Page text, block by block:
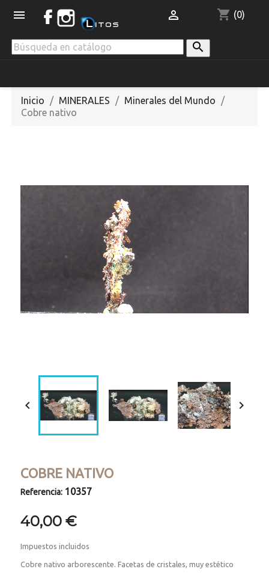
 shopping_cart (0)


Inicio MINERALES
Minerales del Mundo
Cobre nativo
 
COBRE NATIVO
Referencia: 10357
40,00 €
Impuestos incluidos
Cobre nativo arborescente. Facetas de cristales, muy estético